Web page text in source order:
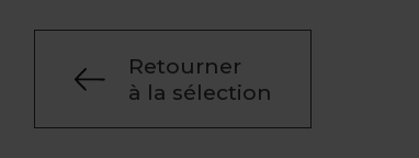
Retourner
à la sélection